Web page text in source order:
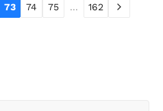
73 74 75 ... 162